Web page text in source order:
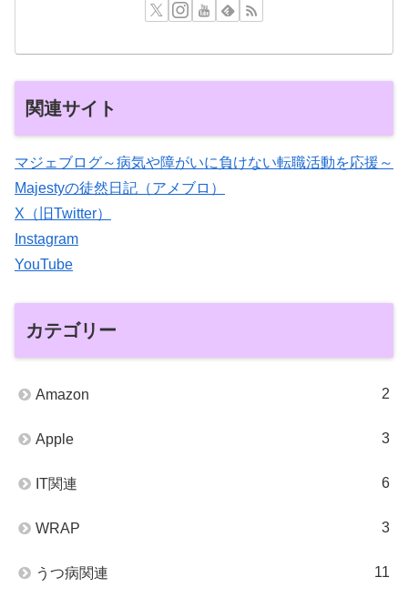
関連サイト
マジェブログ～病気や障がいに負けない転職活動を応援～
Majestyの徒然日記（アメブロ）
X（旧Twitter）
Instagram
YouTube
カテゴリー
Amazon 2
Apple 3
IT関連 6
WRAP 3
うつ病関連 11